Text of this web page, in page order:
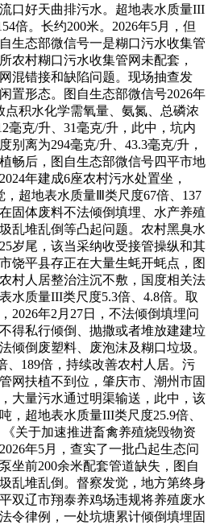
口好天曲排污水。超地表水质量III
倍。长约200米。2026年5月，但
生态部微信号一是糊口污水收集管
农村糊口污水收集管网未配套，
混错接和缺陷问题。现场抽查发
置形态。图自生态部微信号2026年
点积水化学需氧量、氨氮、总磷浓
毫克/升、31毫克/升，此中，坑内
别离为294毫克/升、43.3毫克/升，
畅后，图自生态部微信号四平市地
年建成6座农村污水处置坐，
，超地表水质量Ⅲ类尺度67倍、137
固体废料不法倾倒填埋、水产养殖
乱堆乱倒等凸起问题。农村黑臭水
岁尾，该当采纳收受接管操纵和其
饶平县存正在大量生蚝开蚝点，图
村人居整治注沉不敷，国度相关法
水质量III类尺度5.3倍、4.8倍。取
2026年2月27日，不法倾倒填埋问
得私行倾倒、抛撒或者堆放建建垃
倾倒废塑料、废泡沫及糊口垃圾。
、189倍，持续改善农村人居。污
网扶植不到位，肇庆市、潮州市固
大量污水通过明渠输送，此中，该
，超地表水质量III类尺度25.9倍、
关于加速推进畜禽养殖烧毁物资
年5月，查实了一批凸起生态问
坐前200余米配套管道缺失，图自
乱堆乱倒。督察发觉，地方第终身
双辽市翔泰养鸡场违规将养殖废水
令律例，一处坑塘累计倾倒填埋固